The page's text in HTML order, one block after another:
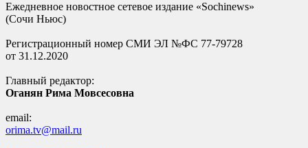
Ежедневное новостное сетевое издание «Sochinews»
(Сочи Ньюс)
Регистрационный номер СМИ ЭЛ №ФС 77-79728
от 31.12.2020
Главный редактор:
Оганян Рима Мовсесовна
email:
orima.tv@mail.ru